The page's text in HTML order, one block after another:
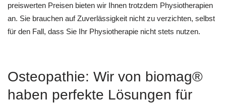
preiswerten Preisen bieten wir Ihnen trotzdem Physiotherapien
an. Sie brauchen auf Zuverlässigkeit nicht zu verzichten, selbst
für den Fall, dass Sie Ihr Physiotherapie nicht stets nutzen.
Osteopathie: Wir von biomag®
haben perfekte Lösungen für